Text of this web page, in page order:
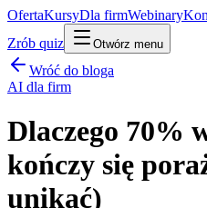
OfertaKursyDla firmWebinary
Zrób quiz
Otwórz menu
Wróć do bloga
AI dla firm
Dlaczego 70%
kończy się
unikać)